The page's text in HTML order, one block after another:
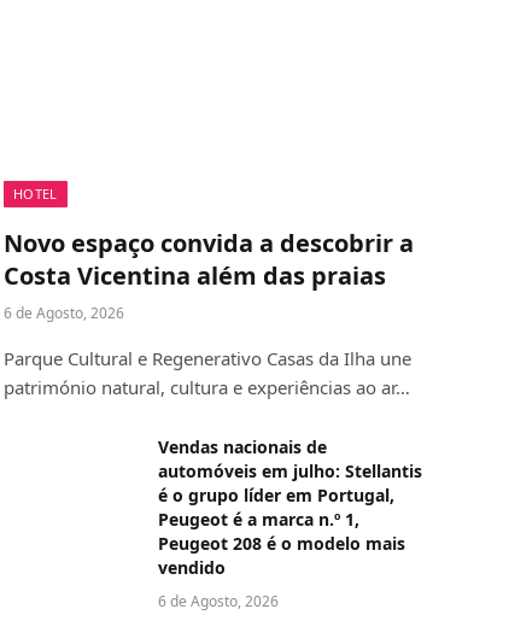
HOTEL
Novo espaço convida a descobrir a
Costa Vicentina além das praias
6 de Agosto, 2026
Parque Cultural e Regenerativo Casas da Ilha une
património natural, cultura e experiências ao ar…
Vendas nacionais de
automóveis em julho: Stellantis
é o grupo líder em Portugal,
Peugeot é a marca n.º 1,
Peugeot 208 é o modelo mais
vendido
6 de Agosto, 2026